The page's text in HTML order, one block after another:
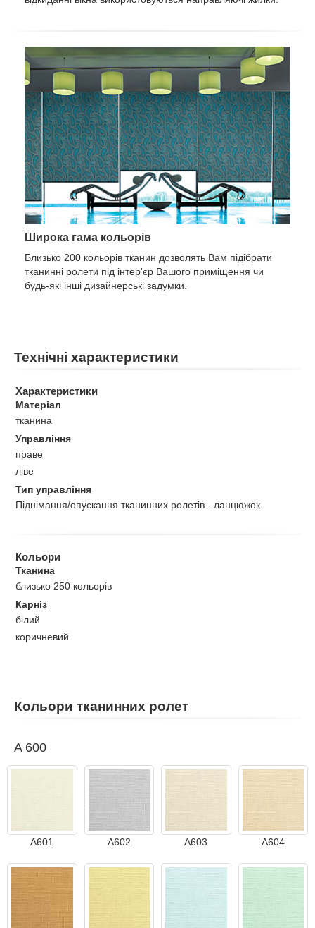
Широка гама кольорів
Близько 200 кольорів тканин дозволять Вам підібрати
тканинні ролети під інтер'єр Вашого приміщення чи
будь-які інші дизайнерські задумки.
Технічні характеристики
Характеристики
Матеріал
тканина
Управління
праве
ліве
Тип управління
Піднімання/опускання тканинних ролетів - ланцюжок
Кольори
Тканина
близько 250 кольорів
Карніз
білий
коричневий
Кольори тканинних ролет
A 600
A601 A602 A603 A604